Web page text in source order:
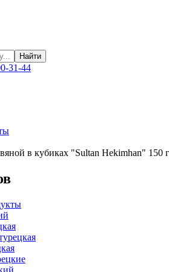
Найти
31-44
в кубиках "Sultan Hekimhan" 150